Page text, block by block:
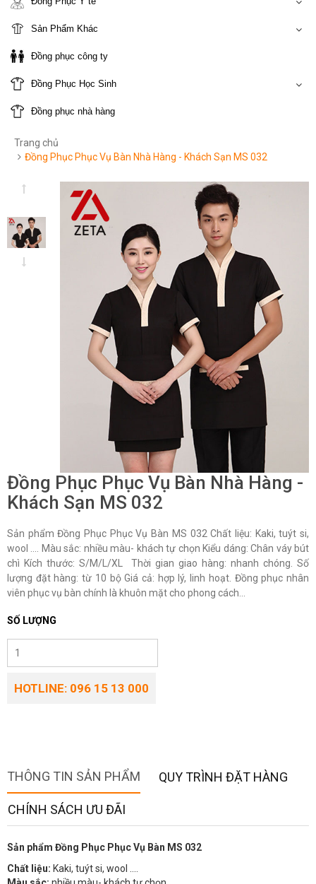
Sản Phẩm Khác
Đồng phục công ty
Đồng Phục Học Sinh
Đồng phục nhà hàng
Trang chủ
Đồng Phục Phục Vụ Bàn Nhà Hàng - Khách Sạn MS 032
Đồng Phục Phục Vụ Bàn Nhà Hàng -
Khách Sạn MS 032
Sản phẩm Đồng Phục Phục Vụ Bàn MS 032 Chất liệu: Kaki, tuýt si,
wool …. Màu sắc: nhiều màu- khách tự chọn Kiểu dáng: Chân váy bút
chì Kích thước: S/M/L/XL Thời gian giao hàng: nhanh chóng. Số
lượng đặt hàng: từ 10 bộ Giá cả: hợp lý, linh hoạt. Đồng phục nhân
viên phục vụ bàn chính là khuôn mặt cho phong cách...
SỐ LƯỢNG
HOTLINE: 096 15 13 000
THÔNG TIN SẢN PHẨM QUY TRÌNH ĐẶT HÀNG
CHÍNH SÁCH ƯU ĐÃI
Sản phẩm Đồng Phục Phục Vụ Bàn MS 032
Chất liệu: Kaki, tuýt si, wool ….